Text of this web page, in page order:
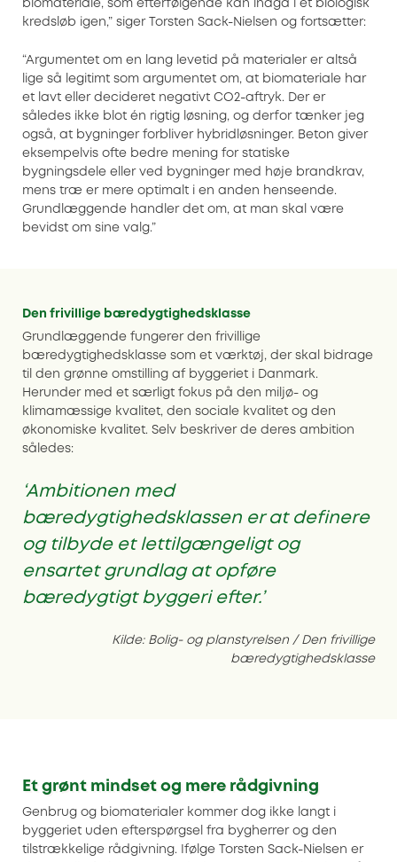
biomateriale, som efterfølgende kan indgå i et biologisk
kredsløb igen,” siger Torsten Sack-Nielsen og fortsætter:
“Argumentet om en lang levetid på materialer er altså
lige så legitimt som argumentet om, at biomateriale har
et lavt eller decideret negativt CO2-aftryk. Der er
således ikke blot én rigtig løsning, og derfor tænker jeg
også, at bygninger forbliver hybridløsninger. Beton giver
eksempelvis ofte bedre mening for statiske
bygningsdele eller ved bygninger med høje brandkrav,
mens træ er mere optimalt i en anden henseende.
Grundlæggende handler det om, at man skal være
bevidst om sine valg.”
Den frivillige bæredygtighedsklasse
Grundlæggende fungerer den frivillige
bæredygtighedsklasse som et værktøj, der skal bidrage
til den grønne omstilling af byggeriet i Danmark.
Herunder med et særligt fokus på den miljø- og
klimamæssige kvalitet, den sociale kvalitet og den
økonomiske kvalitet. Selv beskriver de deres ambition
således:
‘Ambitionen med
bæredygtighedsklassen er at definere
og tilbyde et lettilgængeligt og
ensartet grundlag at opføre
bæredygtigt byggeri efter.’
Kilde: Bolig- og planstyrelsen / Den frivillige
bæredygtighedsklasse
Et grønt mindset og mere rådgivning
Genbrug og biomaterialer kommer dog ikke langt i
byggeriet uden efterspørgsel fra bygherrer og den
tilstrækkelige rådgivning. Ifølge Torsten Sack-Nielsen er